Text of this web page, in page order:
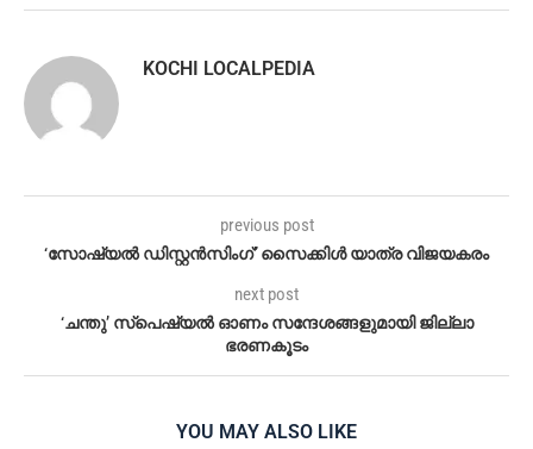
KOCHI LOCALPEDIA
previous post
‘സോഷ്യൽ ഡിസ്റ്റൻസിംഗ്’ സൈക്കിൾ യാത്ര വിജയകരം
next post
‘ചന്തു’ സ്പെഷ്യൽ ഓണം സന്ദേശങ്ങളുമായി ജില്ലാ
ഭരണകൂടം
YOU MAY ALSO LIKE